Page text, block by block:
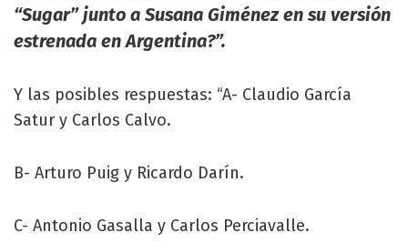
“Sugar” junto a Susana Giménez en su versión
estrenada en Argentina?”.
Y las posibles respuestas: “A- Claudio García
Satur y Carlos Calvo.
B- Arturo Puig y Ricardo Darín.
C- Antonio Gasalla y Carlos Perciavalle.